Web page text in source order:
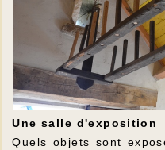
Une salle d'exposition
Quels objets sont